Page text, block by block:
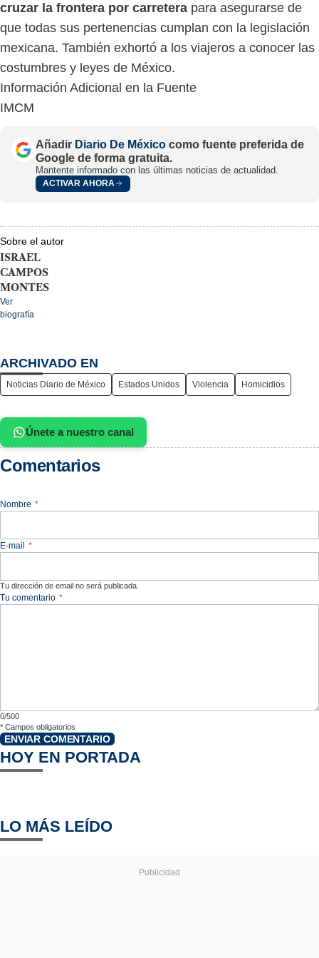
cruzar la frontera por carretera para asegurarse de
que todas sus pertenencias cumplan con la legislación
mexicana. También exhortó a los viajeros a conocer las
costumbres y leyes de México.
Información Adicional en la Fuente
IMCM
Añadir Diario De México como fuente preferida de
Google de forma gratuita.
Mantente informado con las últimas noticias de actualidad.
ACTIVAR AHORA
Sobre el autor
ISRAEL
CAMPOS
MONTES
Ver
biografía
ARCHIVADO EN
Noticias Diario de México Estados Unidos Violencia Homicidios
Únete a nuestro canal
Comentarios
Nombre *
E-mail *
Tu dirección de email no será publicada.
Tu comentario *
0/500
* Campos obligatorios
ENVIAR COMENTARIO
HOY EN PORTADA
LO MÁS LEÍDO